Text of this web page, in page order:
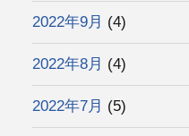
2022年9月 (4)
2022年8月 (4)
2022年7月 (5)